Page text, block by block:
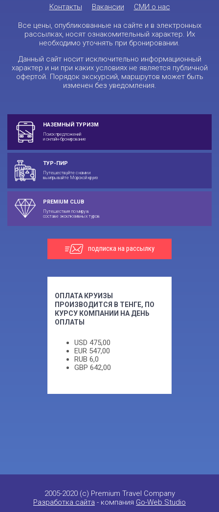
Контакты
Вакансии СМИ о нас
Все цены, опубликованные на сайте и в электронных
рассылках, носят ознакомительный характер. Их
необходимо уточнять при бронировании.
Данный сайт носит исключительно информационный
характер и ни при каких условиях не является публичной
офертой. Порядок экскурсий, маршрутов может быть
изменен без уведомления.
НАЗЕМНЫЙ ТУРИЗМ
Поиск предложений
и онлайн-бронирование
ТУР-ПИР
Путешествуйте с нами и
выигрывайте Морской круиз
PREMIUM CLUB
Путешествия по миру в
составе эксклюзивных туров
подписка на рассылку
ОПЛАТА КРУИЗЫ
ПРОИЗВОДИТСЯ В ТЕНГЕ, ПО
КУРСУ КОМПАНИИ НА ДЕНЬ
ОПЛАТЫ
USD 475,00
EUR 547,00
RUB 6,0
GBP 642,00
2005-2020 (c) Premium Travel Company
Разработка сайта - компания Go-Web Studio